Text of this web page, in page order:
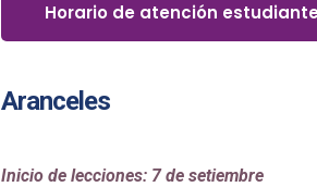
Horario de atención
Aranceles
Inicio de lecciones: 7 de setiembre